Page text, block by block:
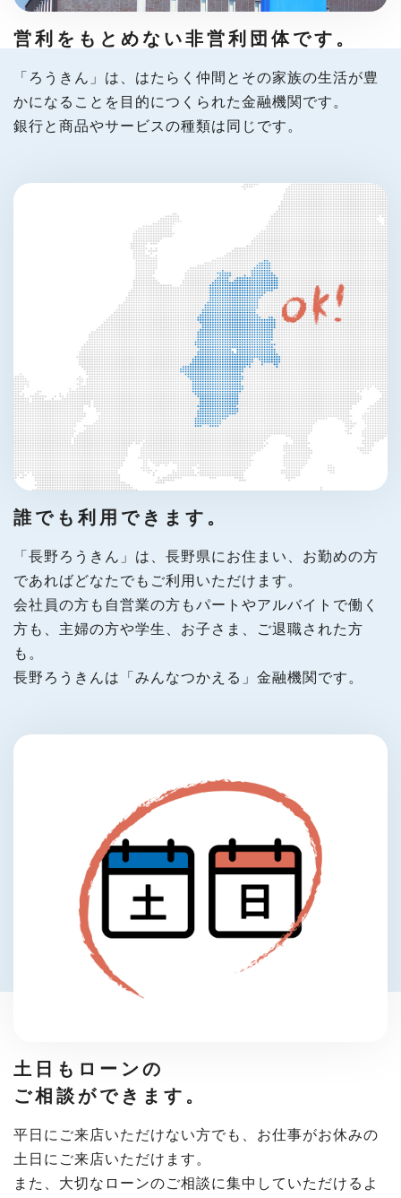
営利をもとめない非営利団体です。
「ろうきん」は、はたらく仲間とその家族の生活が豊
かになることを目的につくられた金融機関です。
銀行と商品やサービスの種類は同じです。
誰でも利用できます。
「長野ろうきん」は、長野県にお住まい、お勤めの方
であればどなたでもご利用いただけます。
会社員の方も自営業の方もパートやアルバイトで働く
方も、主婦の方や学生、お子さま、ご退職された方
も。
長野ろうきんは「みんなつかえる」金融機関です。
土日もローンの
ご相談ができます。
平日にご来店いただけない方でも、お仕事がお休みの
土日にご来店いただけます。
また、大切なローンのご相談に集中していただけるよ